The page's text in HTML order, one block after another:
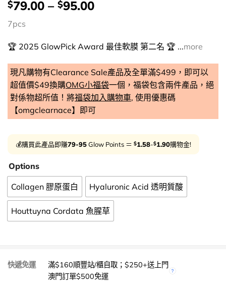
價
錢：
$79.00 – $95.00
7pcs
🏆 2025 GlowPick Award 最佳軟膜 第二名 🏆 ...more
現凡購物有Clearance Sale產品及全單滿$499，即可以
超值價$49換購OMG小福袋一個，福袋包含兩件產品，絕
對係物超所值！將福袋加入購物車, 使用優惠碼
【omgclearnace】即可
💰購買此產品即賺79-95Glow Points ＝ $1.58-$1.90購物金!
Options
Collagen 膠原蛋白 Hyaluronic Acid 透明質酸
Houttuyna Cordata 魚腥草
快遞免運
滿$160順豐站/櫃自取；$250+送上門
澳門訂單$500免運